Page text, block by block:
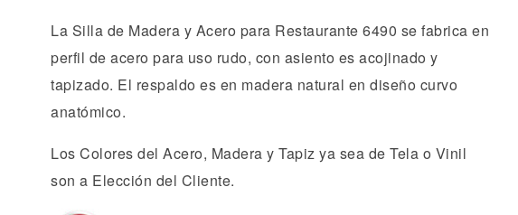
La Silla de Madera y Acero para Restaurante 6490 se fabrica en
perfil de acero para uso rudo, con asiento es acojinado y
tapizado. El respaldo es en madera natural en diseño curvo
anatómico.
Los Colores del Acero, Madera y Tapiz ya sea de Tela o Vinil
son a Elección del Cliente.